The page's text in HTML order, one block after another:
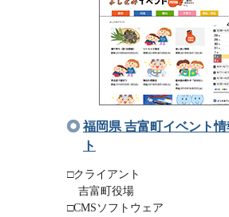
福岡県 吉富町イベント
ト
□クライアント
吉富町役場
□CMSソフトウェア